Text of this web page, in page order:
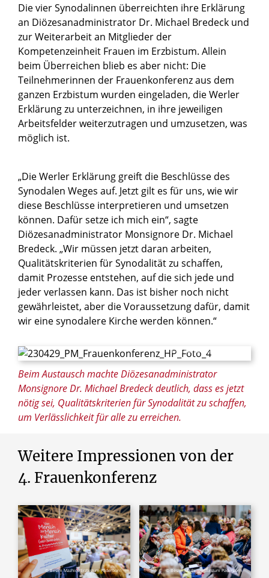
© Besim Mazhiqi/Erzbistum Paderborn
Beim Austausch machte Diözesanadministrator
Monsignore Dr. Michael Bredeck deutlich, dass es jetzt
nötig sei, Qualitätskriterien für Synodalität zu schaffen,
um Verlässlichkeit für alle zu erreichen.
Die vier Synodalinnen überreichten ihre Erklärung
an Diözesanadministrator Dr. Michael Bredeck und
zur Weiterarbeit an Mitglieder der
Kompetenzeinheit Frauen im Erzbistum. Allein
beim Überreichen blieb es aber nicht: Die
Teilnehmerinnen der Frauenkonferenz aus dem
ganzen Erzbistum wurden eingeladen, die Werler
Erklärung zu unterzeichnen, in ihre jeweiligen
Arbeitsfelder weiterzutragen und umzusetzen, was
möglich ist.
„Die Werler Erklärung greift die Beschlüsse des
Synodalen Weges auf. Jetzt gilt es für uns, wie wir
diese Beschlüsse interpretieren und umsetzen
können. Dafür setze ich mich ein“, sagte
Diözesanadministrator Monsignore Dr. Michael
Bredeck. „Wir müssen jetzt daran arbeiten,
Qualitätskriterien für Synodalität zu schaffen,
damit Prozesse entstehen, auf die sich jede und
jeder verlassen kann. Das ist bisher noch nicht
gewährleistet, aber die Voraussetzung dafür, damit
wir eine synodalere Kirche werden können.“
Weitere Impressionenvon der
4. Frauenkonferenz
© Besim Mazhiqi/Erzbistum Paderborn © Besim Mazhiqi/Erzbistum Paderborn